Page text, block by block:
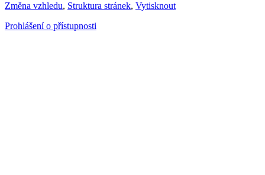
Změna vzhledu, Struktura stránek, Vytisknout
Prohlášení o přístupnosti